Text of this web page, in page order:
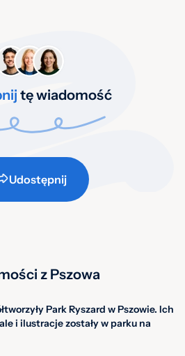
tę wiadomość
Udostępnij
z Pszowa
Park Ryszard w Pszowie. Ich
i ilustracje zostały w parku na